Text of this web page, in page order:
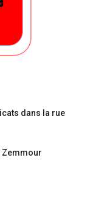
dans la rue
Zemmour